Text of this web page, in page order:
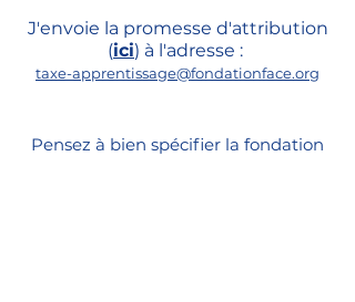
J'envoie la promesse d'attribution
(ici) à l'adresse :
taxe-apprentissage@fondationface.org
Pensez à bien spécifier la fondation